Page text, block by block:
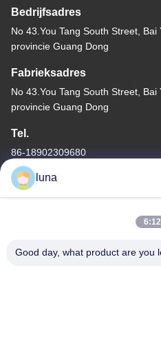
Bedrijfsadres
No 43.You Tang South Street,
provincie Guang Dong
Fabrieksadres
No 43.You Tang South Street,
provincie Guang Dong
Tel.
86-18902309680
Copyright © -2026 Guangzhou
luna
Good day, what product are you